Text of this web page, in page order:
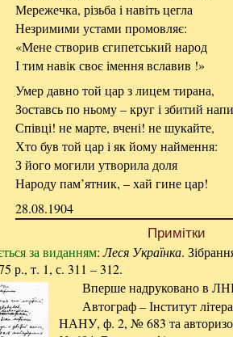
Мережечка, різьба і навіть цегла
Незримими устами промовляє:
«Мене створив єгипетський народ
І тим навік своє імення вславив !»
Умер давно той цар з лицем тирана,
Зоставсь по ньому – круг і збитий
Співці! не марте, вчені! не шукайте,
Хто був той цар і як йому наймення:
З його могили утворила доля
Народу пам’ятник, – хай гине цар!
28.08.1904
Примітки
за виданням:Леся Українка.
р., т. 1, с. 311 – 312.
Вперше надруковано в
Автограф – Інститут
НАНУ, ф. 2, № 683 та